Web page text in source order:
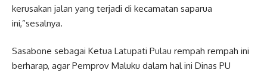
kerusakan jalan yang terjadi di kecamatan saparua
ini,”sesalnya.
Sasabone sebagai Ketua Latupati Pulau rempah rempah ini
berharap, agar Pemprov Maluku dalam hal ini Dinas PU